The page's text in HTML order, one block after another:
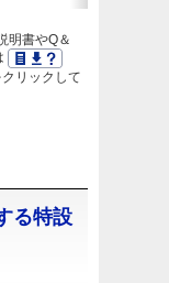
書やQ＆
クリックして
る特設